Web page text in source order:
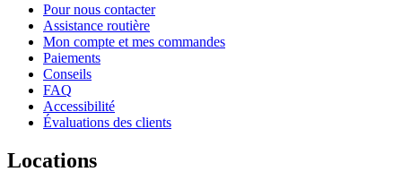
Pour nous contacter
Assistance routière
Mon compte et mes commandes
Paiements
Conseils
FAQ
Accessibilité
Évaluations des clients
Locations